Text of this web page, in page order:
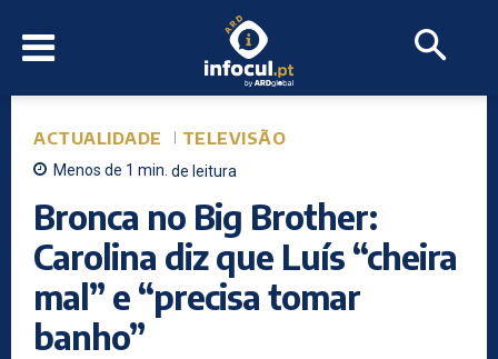
ACTUALIDADE TELEVISÃO
Menos de 1 min. de leitura
Bronca no Big Brother:
Carolina diz que Luís “cheira
mal” e “precisa tomar
banho”